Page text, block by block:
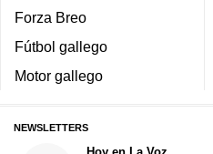
Forza Breo
Fútbol gallego
Motor gallego
NEWSLETTERS